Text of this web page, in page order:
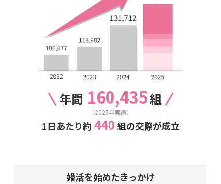
年間 160,435組
（2025年実績）
1日あたり約 440 組の交際が成立
婚活を始めたきっかけ